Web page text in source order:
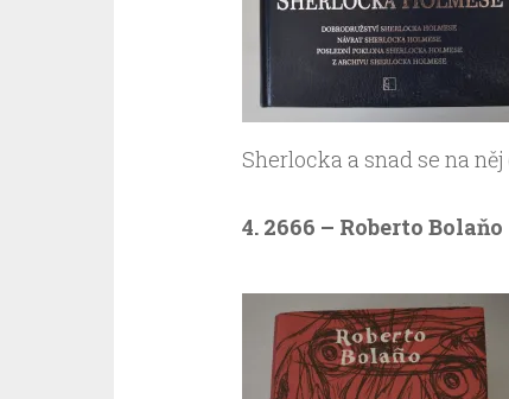
Sherlocka a snad se na něj
4. 2666 – Roberto Bolaňo